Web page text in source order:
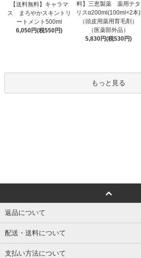
【送料無料】キャラマ
ス まろやかスキントリ
ートメント500ml
6,050円(税550円)
料】三恵製薬 薬用テタ
リスα200ml(100ml×2本)
（頭皮用薬用育毛剤）
（医薬部外品）
5,830円(税530円)
もっと見る
返品について
配送・送料について
支払い方法について